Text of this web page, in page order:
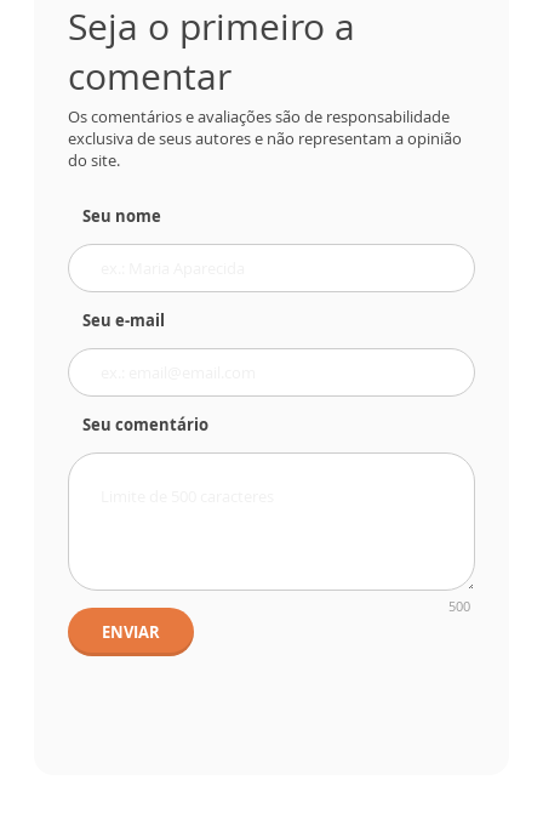
Seja o primeiro a
comentar
Os comentários e avaliações são de responsabilidade
exclusiva de seus autores e não representam a opinião
do site.
Seu nome
Seu e-mail
Seu comentário
500
ENVIAR